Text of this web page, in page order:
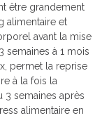
être grandement
alimentaire et
avant la mise
semaines à 1 mois
permet la reprise
à la fois la
3 semaines après
alimentaire en